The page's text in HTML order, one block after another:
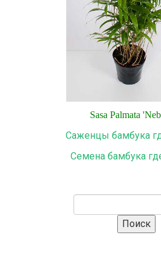
SasaPalmata'
Саженцы бамбука
Семена бамбука